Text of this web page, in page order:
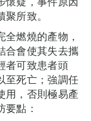
所致。
燃燒的產物，
合會使其失去攜
者可致患者頭
至死亡；強調任
用，否則極易產
點：